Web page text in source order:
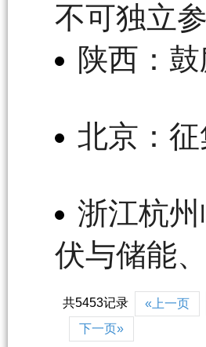
不可独立
陕西：
北京：
浙江杭
伏与储能
共5453记录 «上一页
下一页»